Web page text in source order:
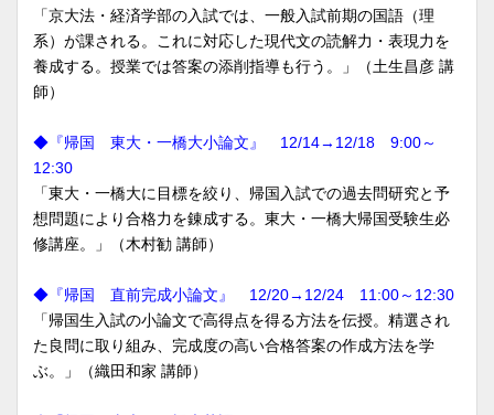
「京大法・経済学部の入試では、一般入試前期の国語（理
系）が課される。これに対応した現代文の読解力・表現力を
養成する。授業では答案の添削指導も行う。」（土生昌彦 講
師）
◆『帰国 東大・一橋大小論文』 12/14→12/18 9:00～
12:30
「東大・一橋大に目標を絞り、帰国入試での過去問研究と予
想問題により合格力を錬成する。東大・一橋大帰国受験生必
修講座。」（木村勧 講師）
◆『帰国 直前完成小論文』 12/20→12/24 11:00～12:30
「帰国生入試の小論文で高得点を得る方法を伝授。精選され
た良問に取り組み、完成度の高い合格答案の作成方法を学
ぶ。」（織田和家 講師）